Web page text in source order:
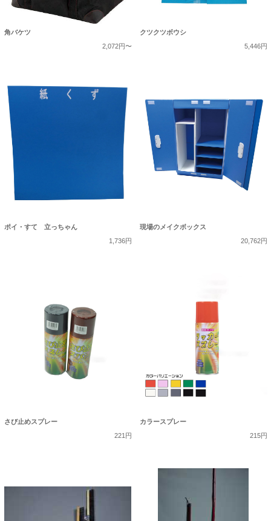
角バケツ
2,072円〜
クツクツボウシ
5,446円
ポイ・すて 立っちゃん
1,736円
現場のメイクボックス
20,762円
さび止めスプレー
221円
カラースプレー
215円